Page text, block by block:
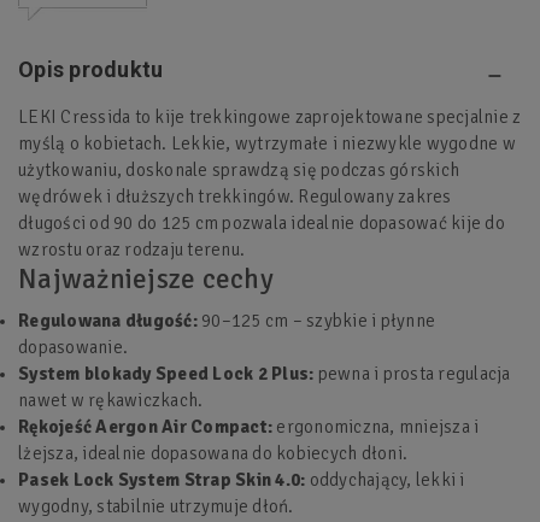
Opis produktu
LEKI Cressida to kije trekkingowe zaprojektowane specjalnie z
myślą o kobietach. Lekkie, wytrzymałe i niezwykle wygodne w
użytkowaniu, doskonale sprawdzą się podczas górskich
wędrówek i dłuższych trekkingów. Regulowany zakres
długości od 90 do 125 cm pozwala idealnie dopasować kije do
wzrostu oraz rodzaju terenu.
Najważniejsze cechy
Regulowana długość:90–125 cm – szybkie i płynne
dopasowanie.
System blokady Speed Lock 2 Plus: pewna i prosta regulacja
nawet w rękawiczkach.
Rękojeść Aergon Air Compact: ergonomiczna, mniejsza i
lżejsza, idealnie dopasowana do kobiecych dłoni.
Pasek Lock System Strap Skin 4.0: oddychający, lekki i
wygodny, stabilnie utrzymuje dłoń.